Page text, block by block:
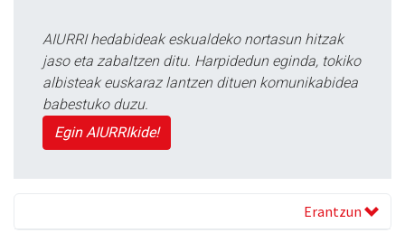
AIURRI hedabideak eskualdeko nortasun hitzak
jaso eta zabaltzen ditu. Harpidedun eginda, tokiko
albisteak euskaraz lantzen dituen komunikabidea
babestuko duzu.
Egin AIURRIkide!
Erantzun